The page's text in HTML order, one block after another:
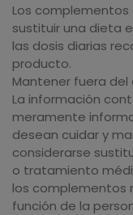
Los
sustituir una dieta
las dosis diarias
producto.
Mantener fuera del
La información
meramente
desean cuidar y
considerarse
o tratamiento
los complementos
función de la